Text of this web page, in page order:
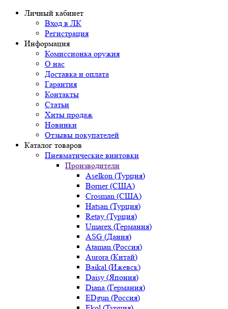
Личный кабинет
Вход в ЛК
Регистрация
Информация
Комиссионка оружия
О нас
Доставка и оплата
Гарантия
Контакты
Статьи
Хиты продаж
Новинки
Отзывы покупателей
Каталог товаров
Пневматические винтовки
Производители
Aselkon (Турция)
Borner (США)
Crosman (США)
Hatsan (Турция)
Retay (Турция)
Umarex (Германия)
ASG (Дания)
Ataman (Россия)
Aurora (Китай)
Baikal (Ижевск)
Daisy (Япония)
Diana (Германия)
EDgun (Россия)